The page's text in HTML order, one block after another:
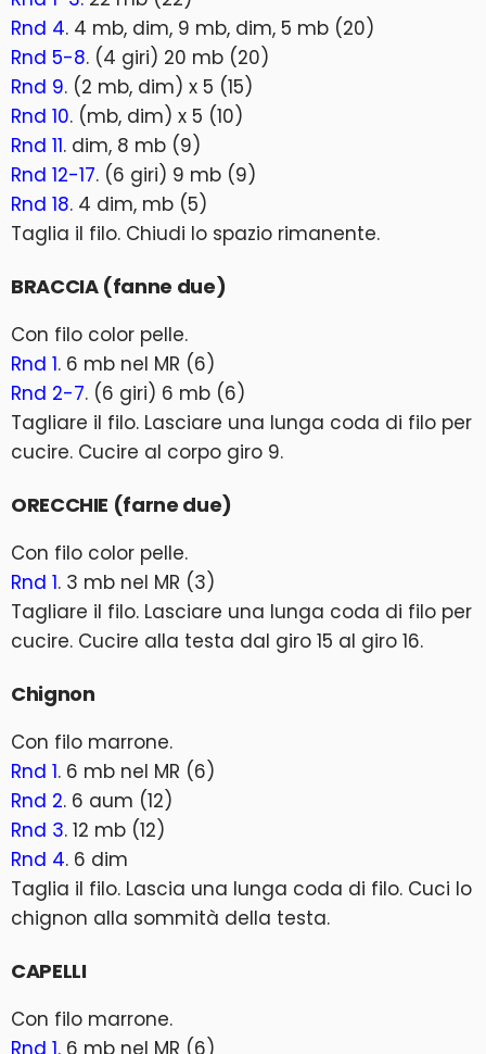
Rnd 4. 4 mb, dim, 9 mb, dim, 5 mb (20)
Rnd 5-8. (4 giri) 20 mb (20)
Rnd 9. (2 mb, dim) x 5 (15)
Rnd 10. (mb, dim) x 5 (10)
Rnd 11. dim, 8 mb (9)
Rnd 12-17. (6 giri) 9 mb (9)
Rnd 18. 4 dim, mb (5)
Taglia il filo. Chiudi lo spazio rimanente.
BRACCIA (fanne due)
Con filo color pelle.
Rnd 1. 6 mb nel MR (6)
Rnd 2-7. (6 giri) 6 mb (6)
Tagliare il filo. Lasciare una lunga coda di filo per
cucire. Cucire al corpo giro 9.
ORECCHIE (farne due)
Con filo color pelle.
Rnd 1. 3 mb nel MR (3)
Tagliare il filo. Lasciare una lunga coda di filo per
cucire. Cucire alla testa dal giro 15 al giro 16.
Chignon
Con filo marrone.
Rnd 1. 6 mb nel MR (6)
Rnd 2. 6 aum (12)
Rnd 3. 12 mb (12)
Rnd 4. 6 dim
Taglia il filo. Lascia una lunga coda di filo. Cuci lo
chignon alla sommità della testa.
CAPELLI
Con filo marrone.
Rnd 1. 6 mb nel MR (6)